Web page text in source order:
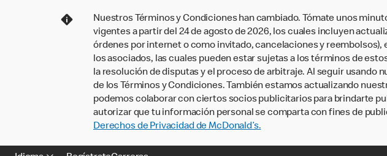
Nuestros Términos y Condiciones han cambiado. Tómate unos
vigentes a partir del 24 de agosto de 2026, los cuales incluyen
órdenes por internet o como invitado, cancelaciones y reembolsos),
los asociados, las cuales pueden estar sujetas a los términos de
la resolución de disputas y el proceso de arbitraje. Al seguir usando
de los Términos y Condiciones. También estamos actualizando
podemos colaborar con ciertos socios publicitarios para brindarte
autorizar que tu información personal se comparta con fines de
Derechos de Privacidad de McDonald’s.